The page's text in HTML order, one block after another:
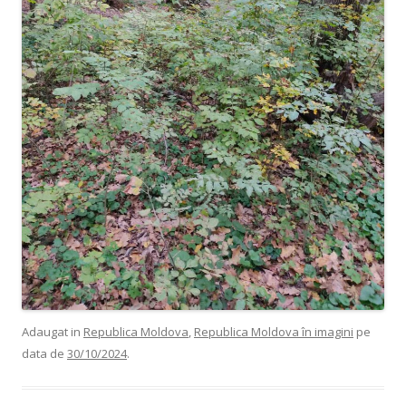
Adaugat in Republica Moldova, Republica Moldova în imagini pe
data de 30/10/2024.